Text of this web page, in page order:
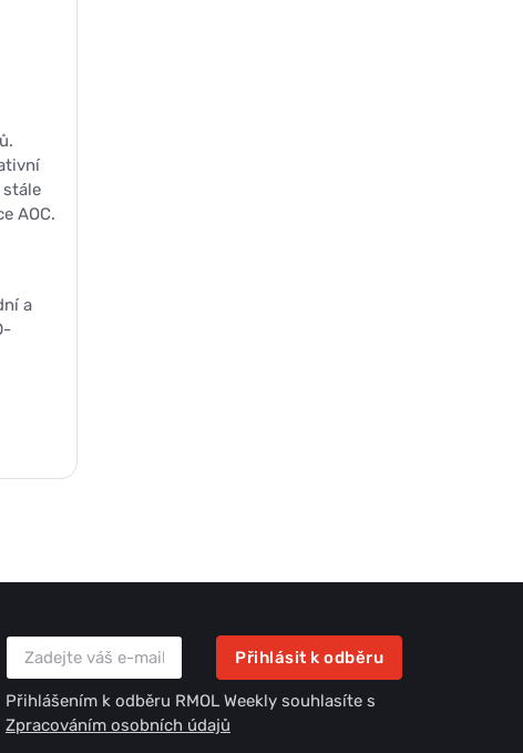
AOC.
a
Přihlásit k odběru
Přihlášením k odběru RMOL Weekly souhlasíte s
Zpracováním osobních údajů